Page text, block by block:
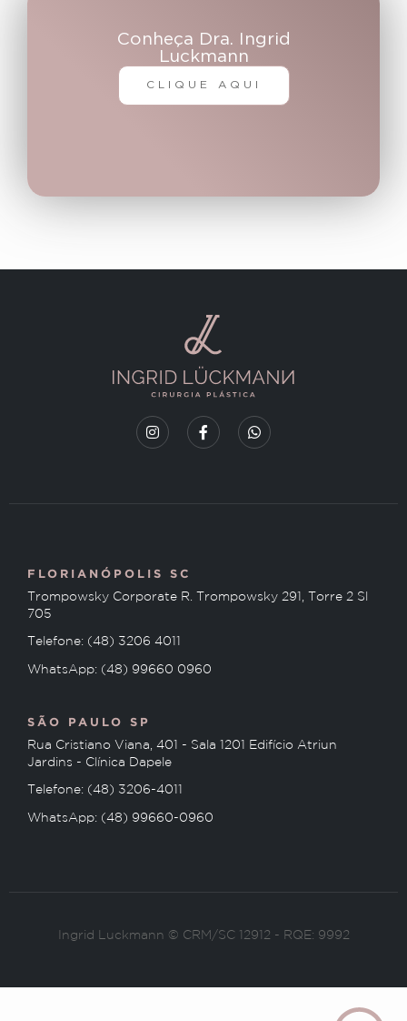
Conheça Dra. Ingrid
Luckmann
CLIQUE AQUI
FLORIANÓPOLIS SC
Trompowsky Corporate R. Trompowsky 291, Torre 2 Sl
705
Telefone: (48) 3206 4011
WhatsApp: (48) 99660 0960
SÃO PAULO SP
Rua Cristiano Viana, 401 - Sala 1201 Edifício Atriun
Jardins - Clínica Dapele
Telefone: (48) 3206-4011
WhatsApp: (48) 99660-0960
Ingrid Luckmann © CRM/SC 12912 - RQE: 9992